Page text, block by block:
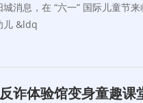
息，在 “六一” 国际儿童节来
儿 &ldq
诈体验馆变身童趣课